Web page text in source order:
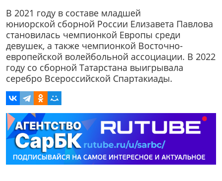
В 2021 году в составе младшей
юниорской сборной России Елизавета Павлова
становилась чемпионкой Европы среди
девушек, а также чемпионкой Восточно-
европейской волейбольной ассоциации. В 2022
году со сборной Татарстана выигрывала
серебро Всероссийской Спартакиады.